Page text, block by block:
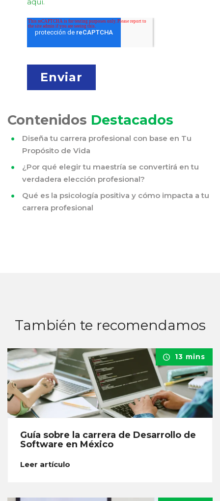
Contenidos Destacados
Diseña tu carrera profesional con base en Tu
Propósito de Vida
¿Por qué elegir tu maestría se convertirá en tu
verdadera elección profesional?
Qué es la psicología positiva y cómo impacta a tu
carrera profesional
También te recomendamos
13 mins
Guía sobre la carrera de Desarrollo de
Software en México
Leer artículo